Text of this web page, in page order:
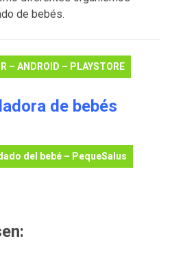
de bebés.
– ANDROID – PLAYSTORE
de bebés
del bebé – PequeSalus